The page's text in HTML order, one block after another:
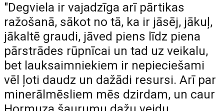
"Degviela ir vajadzīga arī pārtikas
ražošanā, sākot no tā, ka ir jāsēj, jākuļ,
jākaltē graudi, jāved piens līdz piena
pārstrādes rūpnīcai un tad uz veikalu,
bet lauksaimniekiem ir nepieciešami
vēl ļoti daudz un dažādi resursi. Arī par
minerālmēsliem mēs dzirdam, un caur